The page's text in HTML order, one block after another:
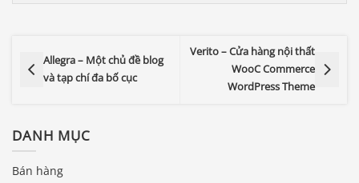
Allegra – Một chủ đề blog
và tạp chí đa bố cục
Verito – Cửa hàng nội thất
WooC Commerce
WordPress Theme
DANH MỤC
Bán hàng